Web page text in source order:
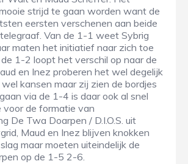
strijd te gaan worden want de
eersten verschenen aan beide
Van de 1-1 weet Sybrig
maten het initiatief naar zich toe
1-2 loopt het verschil op naar de
en Inez proberen het wel degelijk
kansen maar zij zien de bordjes
via de 1-4 is daar ook al snel
voor de formatie van
De Twa Doarpen / D.I.O.S. uit
Maud en Inez blijven knokken
maar moeten uiteindelijk de
op de 1-5 2-6.